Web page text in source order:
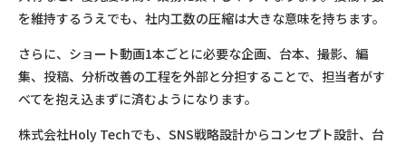
を維持するうえでも、社内工数の圧縮は大きな意味を持ちます。
さらに、ショート動画1本ごとに必要な企画、台本、撮影、編
集、投稿、分析改善の工程を外部と分担することで、担当者がす
べてを抱え込まずに済むようになります。
株式会社Holy Techでも、SNS戦略設計からコンセプト設計、台